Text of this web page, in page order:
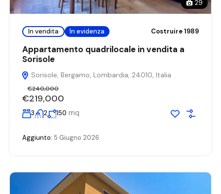
29
In vendita In evidenza Costruire 1989
Appartamento quadrilocale in vendita a
Sorisole
Sorisole, Bergamo, Lombardia, 24010, Italia
€219,000
€240,000
3 2 150 mq
Aggiunto: 5 Giugno 2026